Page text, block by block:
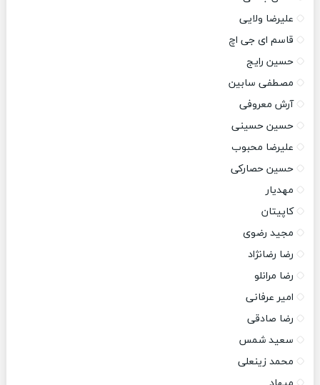
علیرضا ولایی
قاسم ای جی اچ
حسین رایج
مصطفی سابین
آرش معروفی
حسین حسینی
علیرضا محبوب
حسین حصارکی
مهدیار
کاپیتان
مجید رضوی
رضا رضانژاد
رضا مرانلو
امیر عرفانی
رضا صادقی
سعید شمس
محمد زینعلی